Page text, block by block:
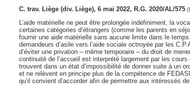
C. trav. Liège (div. Liège), 6 mai 2022, R.G. 2020/AL/575
L’aide matérielle ne peut être prolongée indéfiniment, la
certaines catégories d’étrangers (comme les parents en
fournir une aide matérielle sans aucune limite dans le
demandeurs d’asile vers l’aide sociale octroyée par les
d’éviter une privation – même temporaire – du droit de
continuité de l’accueil est interprété largement par les
trouvent dans un état d’impossibilité de donner suite à un
et ne relèvent en principe plus de la compétence de
qu’il convient d’accorder afin de permettre aux intéressés